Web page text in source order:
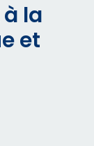
la
et